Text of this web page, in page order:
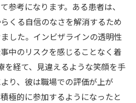
参考になります。ある患者は、
くる自信のなさを解消するため
した。インビザラインの透明性
中のリスクを感じることなく着
を経て、見違えるような笑顔を手
り、彼は職場での評価が上が
極的に参加するようになったと